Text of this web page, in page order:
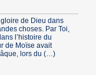
de Dieu dans
choses. Par Toi,
l’histoire du
de Moïse avait
lors du (…)